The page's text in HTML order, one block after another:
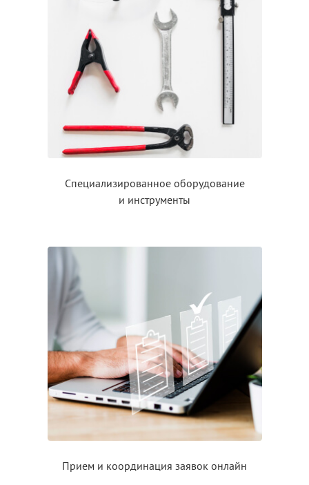
Специализированное оборудование
и инструменты
Прием и координация заявок онлайн